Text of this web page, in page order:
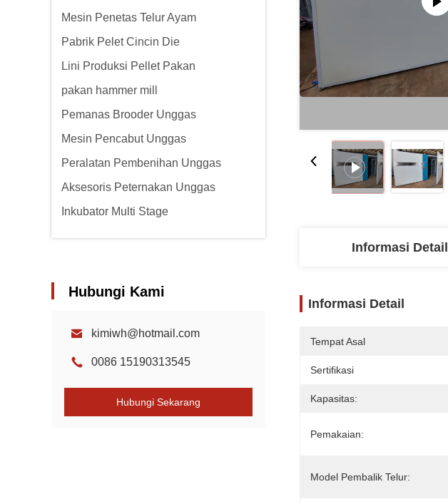
Mesin Penetas Telur Ayam
Pabrik Pelet Cincin Die
Lini Produksi Pellet Pakan
pakan hammer mill
Pemanas Brooder Unggas
Mesin Pencabut Unggas
Peralatan Pembenihan Unggas
Aksesoris Peternakan Unggas
Inkubator Multi Stage
Hubungi Kami
kimiwh@hotmail.com
0086 15190313545
Hubungi Sekarang
Informasi Detail
Informasi Detail
Tempat Asal
Sertifikasi
Kapasitas:
Pemakaian:
Model Pembalik Telur: